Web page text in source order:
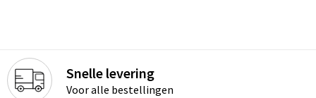
Snelle levering
Voor alle bestellingen